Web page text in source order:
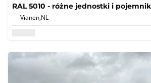
RAL 5010 - różne jednostki i
Vianen,NL